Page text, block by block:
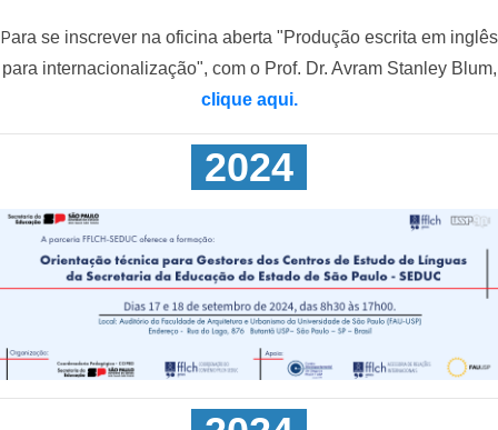
Para se inscrever na oficina aberta "Produção escrita em inglês
para internacionalização", com o Prof. Dr. Avram Stanley Blum,
clique aqui.
2024